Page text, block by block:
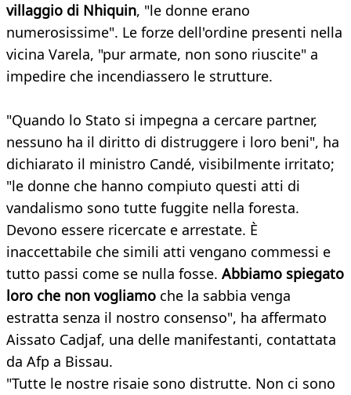
villaggio di Nhiquin, "le donne erano
numerosissime". Le forze dell'ordine presenti nella
vicina Varela, "pur armate, non sono riuscite" a
impedire che incendiassero le strutture.
"Quando lo Stato si impegna a cercare partner,
nessuno ha il diritto di distruggere i loro beni", ha
dichiarato il ministro Candé, visibilmente irritato;
"le donne che hanno compiuto questi atti di
vandalismo sono tutte fuggite nella foresta.
Devono essere ricercate e arrestate. È
inaccettabile che simili atti vengano commessi e
tutto passi come se nulla fosse. Abbiamo spiegato
loro che non vogliamo che la sabbia venga
estratta senza il nostro consenso", ha affermato
Aissato Cadjaf, una delle manifestanti, contattata
da Afp a Bissau.
"Tutte le nostre risaie sono distrutte. Non ci sono